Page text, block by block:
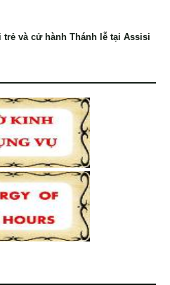
và cử hành Thánh lễ tại Assisi